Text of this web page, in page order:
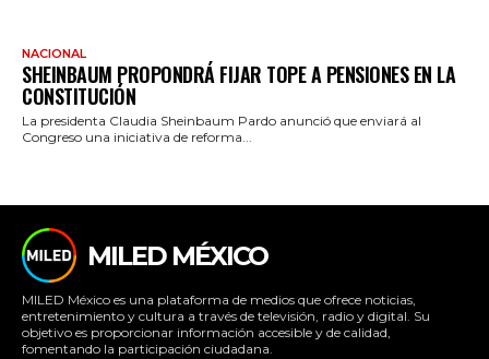
NACIONAL
SHEINBAUM PROPONDRÁ FIJAR TOPE A PENSIONES EN LA
CONSTITUCIÓN
La presidenta Claudia Sheinbaum Pardo anunció que enviará al
Congreso una iniciativa de reforma...
MILED MÉXICO
MILED México es una plataforma de medios que ofrece noticias,
entretenimiento y cultura a través de televisión, radio y digital. Su
objetivo es proporcionar información accesible y de calidad,
fomentando la participación ciudadana.